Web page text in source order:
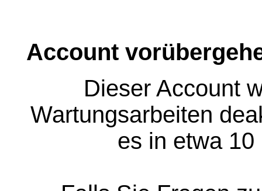
Account
Dieser Account
Wartungsarbeiten
es in etwa